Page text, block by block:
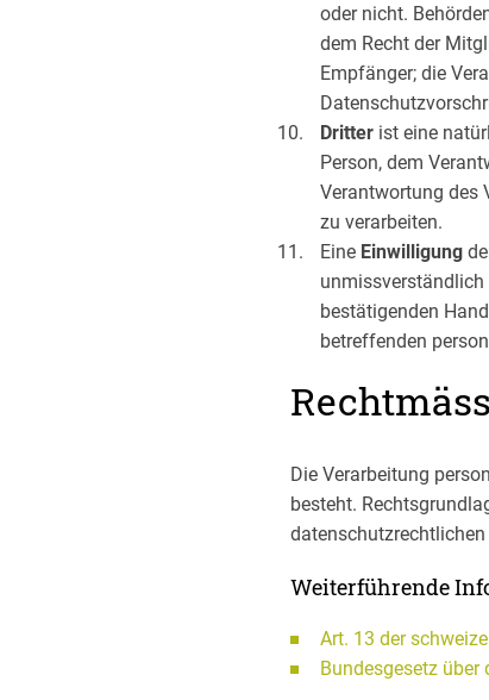
oder nicht.
dem Recht der
Empfänger; die
Dritter ist eine
Person, dem
Verantwortung des
zu verarbeiten.
Eine Einwilligung
unmissverständlich
bestätigenden
betreffenden
Die Verarbeitung
besteht.
Weiterführende
Art. 13 der
Bundesgesetz über